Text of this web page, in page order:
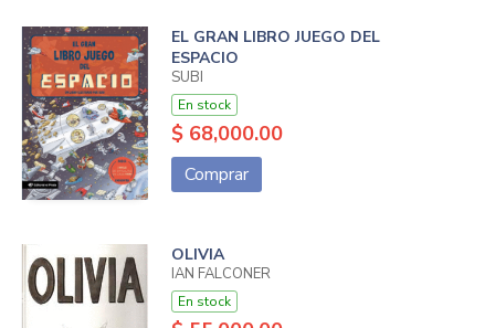
EL GRAN LIBRO JUEGO DEL
ESPACIO
SUBI
En stock
$ 68,000.00
Comprar
OLIVIA
IAN FALCONER
En stock